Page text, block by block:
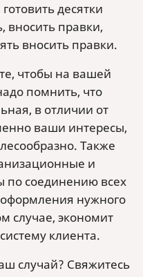
десятки
вносить правки,
вносить правки.
чтобы на вашей
помнить, что
в отличии от
ваши интересы,
Также
и
по соединению всех
нужного
случае, экономит
клиента.
случай? Свяжитесь